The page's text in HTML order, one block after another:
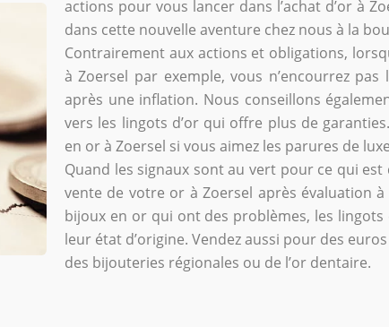
actions pour vous lancer dans l’achat d’or à
dans cette nouvelle aventure chez nous à la
Contrairement aux actions et obligations,
à Zoersel par exemple, vous n’encourrez
après une inflation. Nous conseillons
vers les lingots d’or qui offre plus de
en or à Zoersel si vous aimez les parures de
Quand les signaux sont au vert pour ce qui
vente de votre or à Zoersel après évaluation
bijoux en or qui ont des problèmes, les lingots
leur état d’origine. Vendez aussi pour des
des bijouteries régionales ou de l’or dentaire.